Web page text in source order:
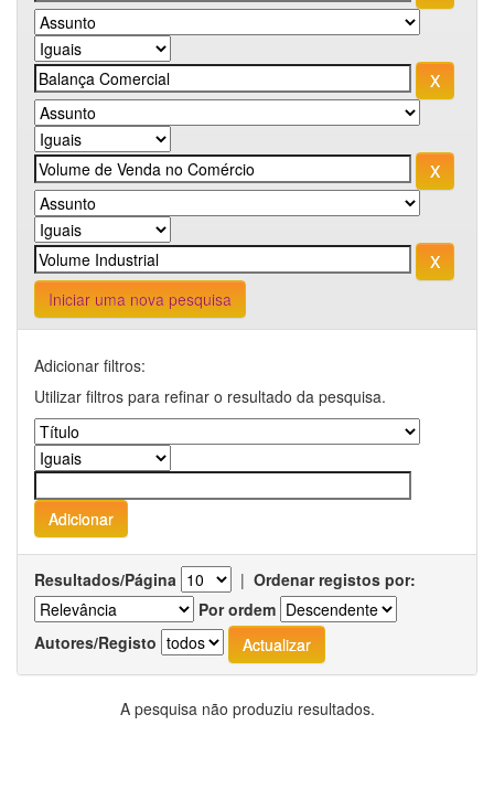
Iniciar uma nova pesquisa
Adicionar filtros:
Utilizar filtros para refinar o resultado da pesquisa.
Resultados/Página | Ordenar registos por:
Por ordem
Autores/Registo
A pesquisa não produziu resultados.